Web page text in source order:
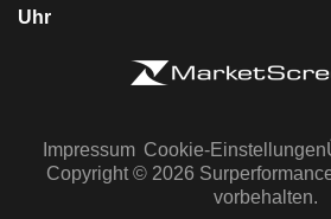
Uhr
Impressum Cookie-Einstellungen
Copyright © 2026
vorbehalten.